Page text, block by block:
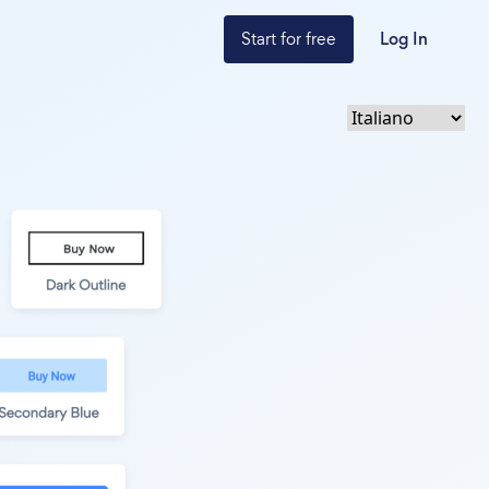
Start for free Log In